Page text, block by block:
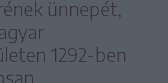
ünnepét,
1292-ben